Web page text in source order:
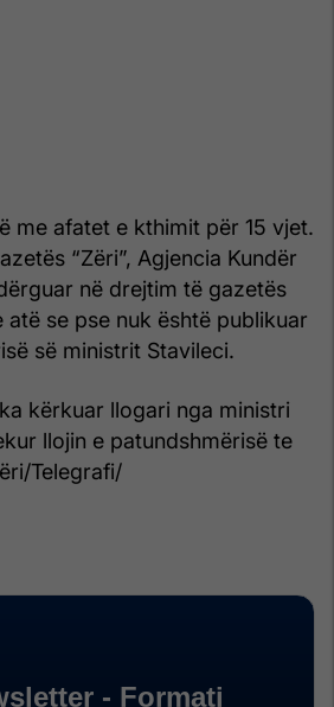
me afatet e kthimit për 15 vjet.
“Zëri”, Agjencia Kundër
në drejtim të gazetës
atë se pse nuk është publikuar
së ministrit Stavileci.
kërkuar llogari nga ministri
llojin e patundshmërisë te
Telegrafi/